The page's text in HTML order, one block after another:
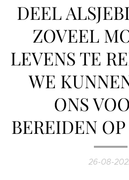
DEEL
ZOVEEL
LEVENS TE
WE
ONS
BEREIDEN
26-08-